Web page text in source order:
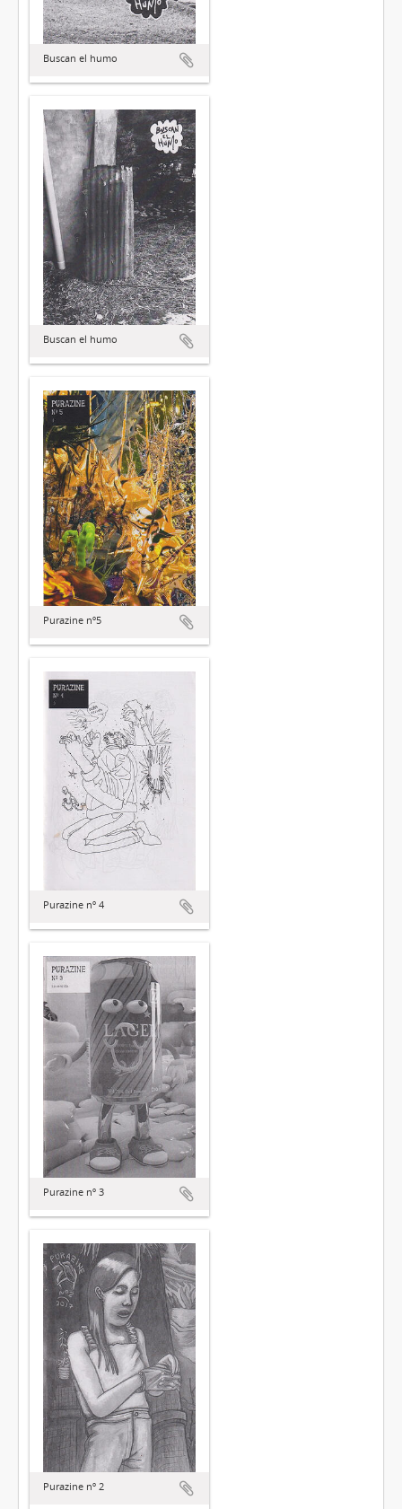
Buscan el humo
Buscan el humo
Purazine nº5
Purazine nº 4
Purazine nº 3
Purazine nº 2